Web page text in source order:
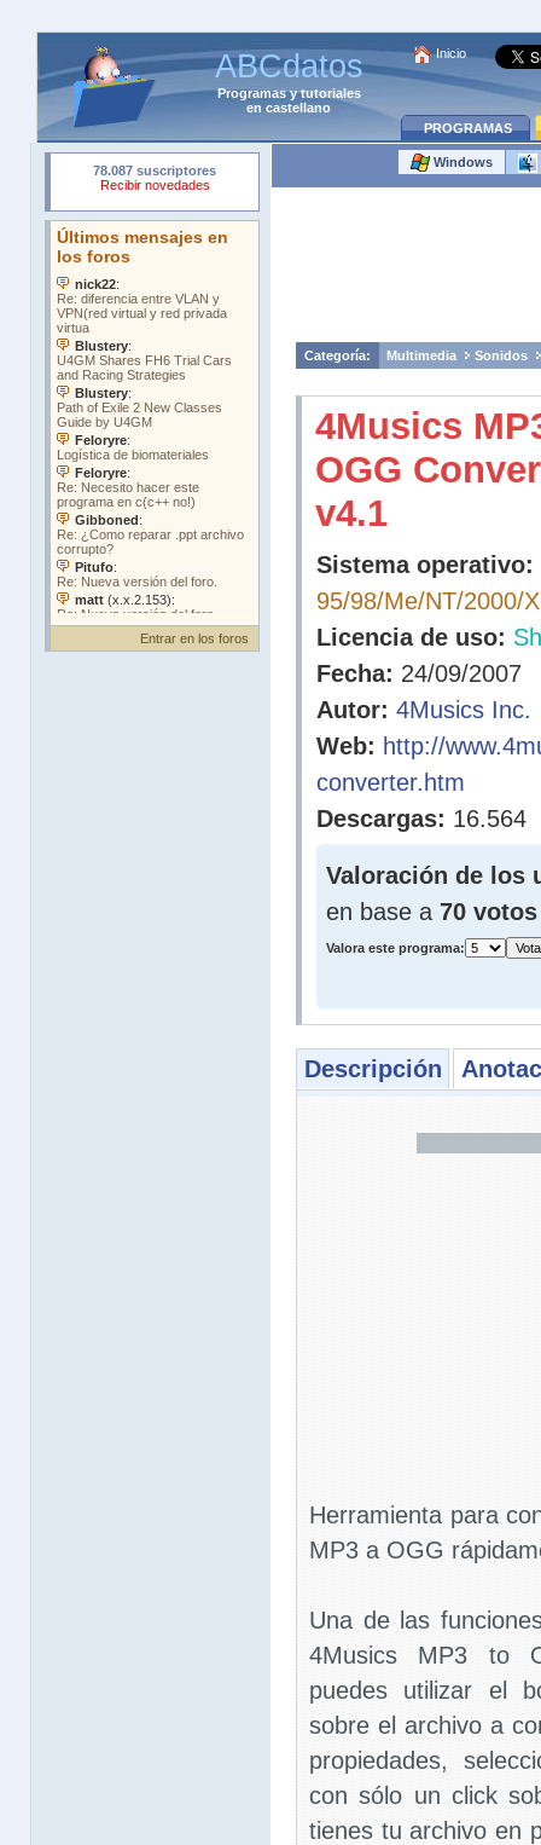
ABCdatos
Programasytutoriales
en castellano
Inicio
PROGRAMAS
Entrar en los foros
Windows
Categoría: Multimedia Sonidos
4Musics
OGG
v4.1
Sistema operativo:
95/98/Me/NT/2000/
Licencia de uso:
Fecha: 24/09/2007
Autor: 4Musics Inc.
Web: http://
converter.htm
Descargas: 16.564
Valoración de los
en base a 70 votos
Valora este programa:
Descripción
Herramienta para
MP3 a OGG
Una de las
4Musics MP3 to
puedes utilizar el
sobre el archivo a
propiedades,
con sólo un click
tienes tu archivo en